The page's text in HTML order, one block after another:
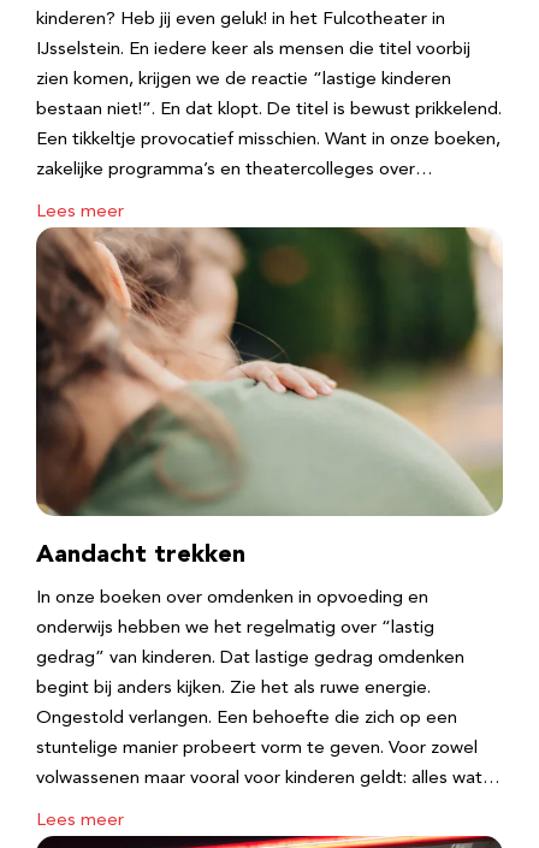
kinderen? Heb jij even geluk! in het Fulcotheater in
IJsselstein. En iedere keer als mensen die titel voorbij
zien komen, krijgen we de reactie “lastige kinderen
bestaan niet!”. En dat klopt. De titel is bewust prikkelend.
Een tikkeltje provocatief misschien. Want in onze boeken,
zakelijke programma’s en theatercolleges over…
Lees meer
Aandacht trekken
In onze boeken over omdenken in opvoeding en
onderwijs hebben we het regelmatig over “lastig
gedrag” van kinderen. Dat lastige gedrag omdenken
begint bij anders kijken. Zie het als ruwe energie.
Ongestold verlangen. Een behoefte die zich op een
stuntelige manier probeert vorm te geven. Voor zowel
volwassenen maar vooral voor kinderen geldt: alles wat…
Lees meer